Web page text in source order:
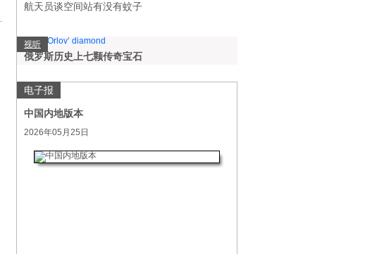
航天员谈空间站有没有蚊子
视听
俄罗斯历史上七颗传奇宝石
电子报
中国内地版本
2026年05月25日